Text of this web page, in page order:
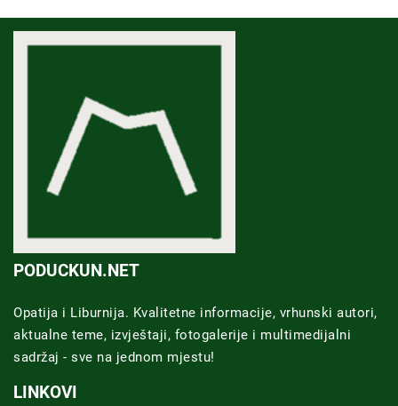
PODUCKUN.NET
Opatija i Liburnija. Kvalitetne informacije, vrhunski autori,
aktualne teme, izvještaji, fotogalerije i multimedijalni
sadržaj - sve na jednom mjestu!
LINKOVI